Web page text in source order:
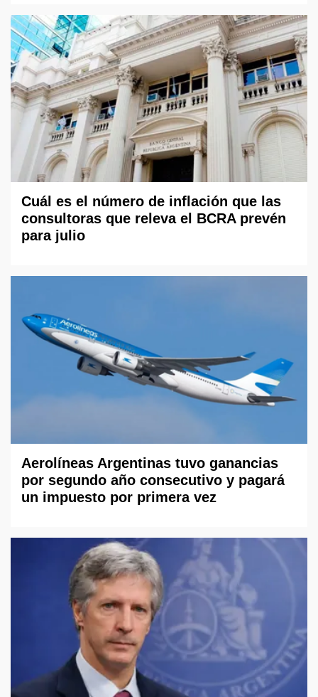
Cuál es el número de inflación que las
consultoras que releva el BCRA prevén
para julio
Aerolíneas Argentinas tuvo ganancias
por segundo año consecutivo y pagará
un impuesto por primera vez